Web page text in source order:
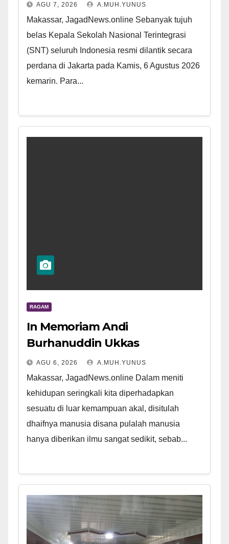
AGU 7, 2026 A.MUH.YUNUS
Makassar, JagadNews.online Sebanyak tujuh
belas Kepala Sekolah Nasional Terintegrasi
(SNT) seluruh Indonesia resmi dilantik secara
perdana di Jakarta pada Kamis, 6 Agustus 2026
kemarin. Para...
RAGAM
In Memoriam Andi
Burhanuddin Ukkas
AGU 6, 2026 A.MUH.YUNUS
Makassar, JagadNews.online Dalam meniti
kehidupan seringkali kita diperhadapkan
sesuatu di luar kemampuan akal, disitulah
dhaifnya manusia disana pulalah manusia
hanya diberikan ilmu sangat sedikit, sebab...